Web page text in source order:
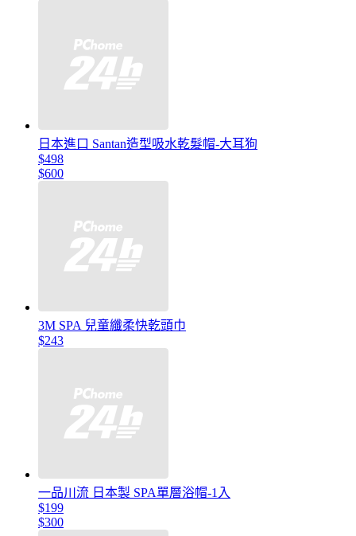
日本進口 Santan造型吸水乾髮帽-大耳狗
$498
$600
3M SPA 兒童纖柔快乾頭巾
$243
一品川流 日本製 SPA單層浴帽-1入
$199
$300